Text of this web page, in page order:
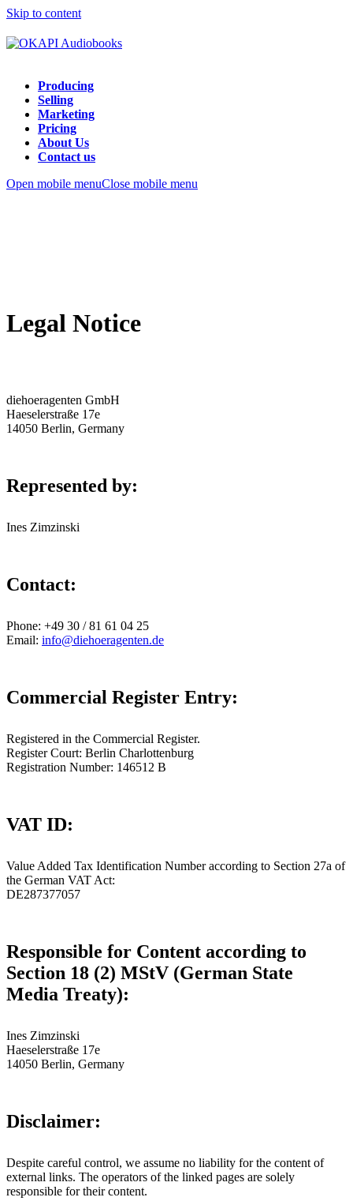
Skip to content
Producing
Selling
Marketing
Pricing
About Us
Contact us
Open mobile menuClose mobile menu
Legal Notice
diehoeragenten GmbH
Haeselerstraße 17e
14050 Berlin, Germany
Represented by:
Ines Zimzinski
Contact:
Phone: +49 30 / 81 61 04 25
Email: info@diehoeragenten.de
Commercial Register Entry:
Registered in the Commercial Register.
Register Court: Berlin Charlottenburg
Registration Number: 146512 B
VAT ID:
Value Added Tax Identification Number according to Section 27a of
the German VAT Act:
DE287377057
Responsible for Content according to
Section 18 (2) MStV (German State
Media Treaty):
Ines Zimzinski
Haeselerstraße 17e
14050 Berlin, Germany
Disclaimer:
Despite careful control, we assume no liability for the content of
external links. The operators of the linked pages are solely
responsible for their content.